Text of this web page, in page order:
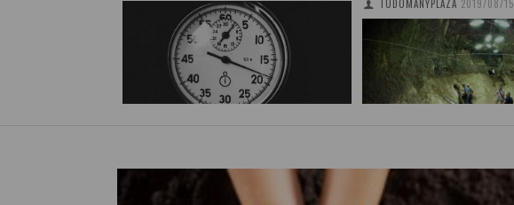
TUDOMÁNYPLÁZA 2019/08/15